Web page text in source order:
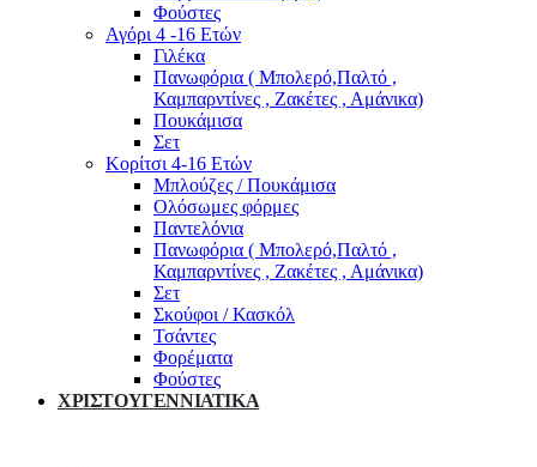
Φούστες
Αγόρι 4 -16 Ετών
Γιλέκα
Πανωφόρια ( Μπολερό,Παλτό ,
Καμπαρντίνες , Ζακέτες , Αμάνικα)
Πουκάμισα
Σετ
Κορίτσι 4-16 Ετών
Μπλούζες / Πουκάμισα
Ολόσωμες φόρμες
Παντελόνια
Πανωφόρια ( Μπολερό,Παλτό ,
Καμπαρντίνες , Ζακέτες , Αμάνικα)
Σετ
Σκούφοι / Κασκόλ
Τσάντες
Φορέματα
Φούστες
ΧΡΙΣΤΟΥΓΕΝΝΙΑΤΙΚΑ